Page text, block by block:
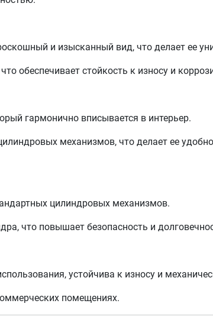
и изысканный вид, что делает ее
обеспечивает стойкость к износу и
гармонично вписывается в интерьер.
механизмов, что делает ее
цилиндровых механизмов.
что повышает безопасность и
устойчива к износу и
помещениях.